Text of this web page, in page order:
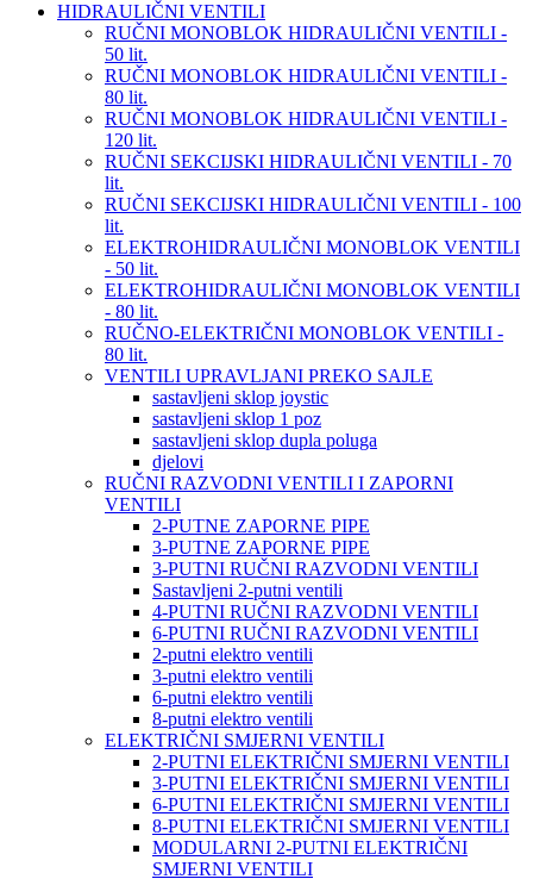
HIDRAULIČNI VENTILI
RUČNI MONOBLOK HIDRAULIČNI VENTILI -
50 lit.
RUČNI MONOBLOK HIDRAULIČNI VENTILI -
80 lit.
RUČNI MONOBLOK HIDRAULIČNI VENTILI -
120 lit.
RUČNI SEKCIJSKI HIDRAULIČNI VENTILI - 70
lit.
RUČNI SEKCIJSKI HIDRAULIČNI VENTILI - 100
lit.
ELEKTROHIDRAULIČNI MONOBLOK VENTILI
- 50 lit.
ELEKTROHIDRAULIČNI MONOBLOK VENTILI
- 80 lit.
RUČNO-ELEKTRIČNI MONOBLOK VENTILI -
80 lit.
VENTILI UPRAVLJANI PREKO SAJLE
sastavljeni sklop joystic
sastavljeni sklop 1 poz
sastavljeni sklop dupla poluga
djelovi
RUČNI RAZVODNI VENTILI I ZAPORNI
VENTILI
2-PUTNE ZAPORNE PIPE
3-PUTNE ZAPORNE PIPE
3-PUTNI RUČNI RAZVODNI VENTILI
Sastavljeni 2-putni ventili
4-PUTNI RUČNI RAZVODNI VENTILI
6-PUTNI RUČNI RAZVODNI VENTILI
2-putni elektro ventili
3-putni elektro ventili
6-putni elektro ventili
8-putni elektro ventili
ELEKTRIČNI SMJERNI VENTILI
2-PUTNI ELEKTRIČNI SMJERNI VENTILI
3-PUTNI ELEKTRIČNI SMJERNI VENTILI
6-PUTNI ELEKTRIČNI SMJERNI VENTILI
8-PUTNI ELEKTRIČNI SMJERNI VENTILI
MODULARNI 2-PUTNI ELEKTRIČNI
SMJERNI VENTILI